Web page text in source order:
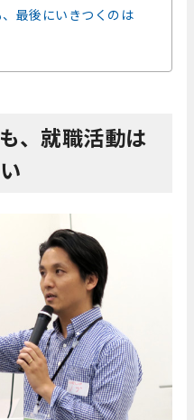
最後にいきつくのは
、就職活動は